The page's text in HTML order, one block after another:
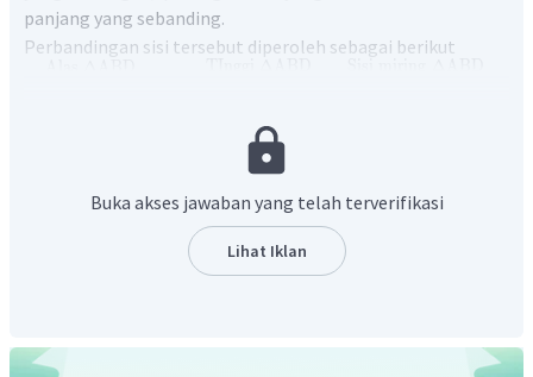
panjang yang sebanding.
Perbandingan sisi tersebut diperoleh sebagai berikut
Jadi jawaban yang tepat adalah A.
Buka akses jawaban yang telah terverifikasi
Lihat Iklan